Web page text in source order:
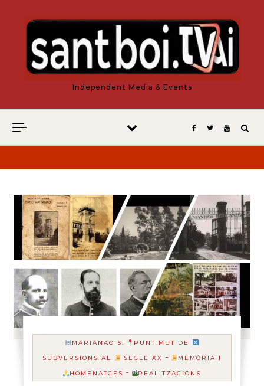
Independent Media & Events
MARIANAO'S:
PUNT MUT DE
SUBVERSIONS AL
SEGLE XX -
MEMÒRIA I
HOMENATGES - REALITZACIONS